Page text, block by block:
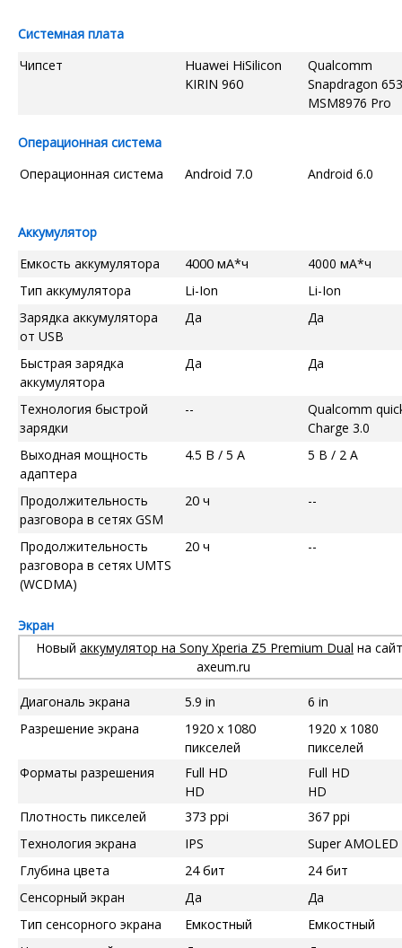
Системная плата
Чипсет
Huawei HiSilicon
KIRIN 960
Qualcomm
Snapdragon 653
MSM8976 Pro
Операционная система
Операционная система
Android 7.0 Android 6.0
Аккумулятор
Емкость аккумулятора
4000 мА*ч
4000 мА*ч
Тип аккумулятора
Li-Ion
Li-Ion
Зарядка аккумулятора
от USB
Да Да
Быстрая зарядка
аккумулятора
Да Да
Технология быстрой
зарядки
--
Qualcomm
Charge 3.0
Выходная мощность
адаптера
4.5 В / 5 А 5 В / 2 А
Продолжительность
разговора в сетях GSM
20 ч --
Продолжительность
разговора в сетях UMTS
(WCDMA)
20 ч --
Экран
Новый аккумулятор на Sony Xperia Z5 Premium Dual на
axeum.ru
Диагональ экрана 5.9 in
6 in
Разрешение экрана
1920 x 1080
пикселей
1920 x 1080
пикселей
Форматы разрешения
Full HD
HD
Full HD
HD
Плотность пикселей
373 ppi
367 ppi
Технология экрана
IPS
Super AMOLED
Глубина цвета
24 бит
24 бит
Сенсорный экран
Да
Да
Тип сенсорного экрана
Емкостный
Емкостный